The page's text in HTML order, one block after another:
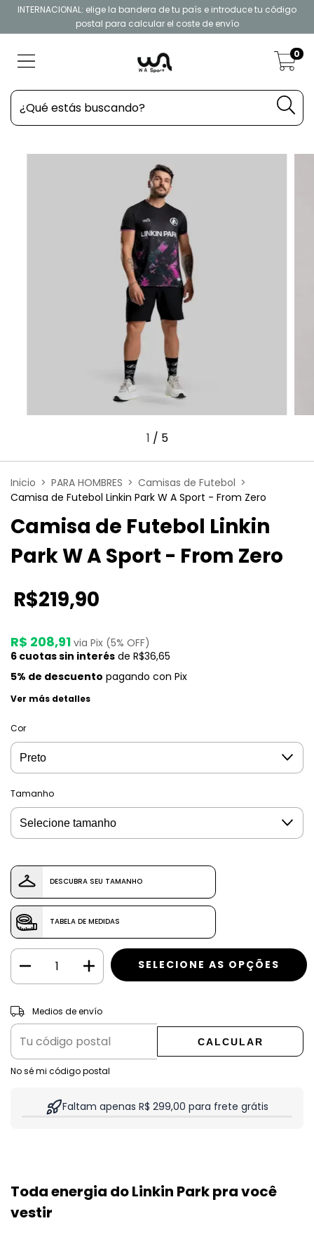
INTERNACIONAL: elige la bandera de tu país e introduce tu código
postal para calcular el coste de envío
0
1 / 5
Inicio > PARA HOMBRES > Camisas de Futebol >
Camisa de Futebol Linkin Park W A Sport - From Zero
Camisa de Futebol Linkin
Park W A Sport - From Zero
R$219,90
R$ 208,91 via Pix (5% OFF)
6 cuotas sin interés de R$36,65
5% de descuento pagando con Pix
Ver más detalles
Cor
Tamanho
DESCUBRA SEU TAMANHO
TABELA DE MEDIDAS
Entregas para el CP:
Medios de envío
CALCULAR
No sé mi código postal
Faltam apenas R$ 299,00 para frete grátis
Toda energia do Linkin Park pra você
vestir